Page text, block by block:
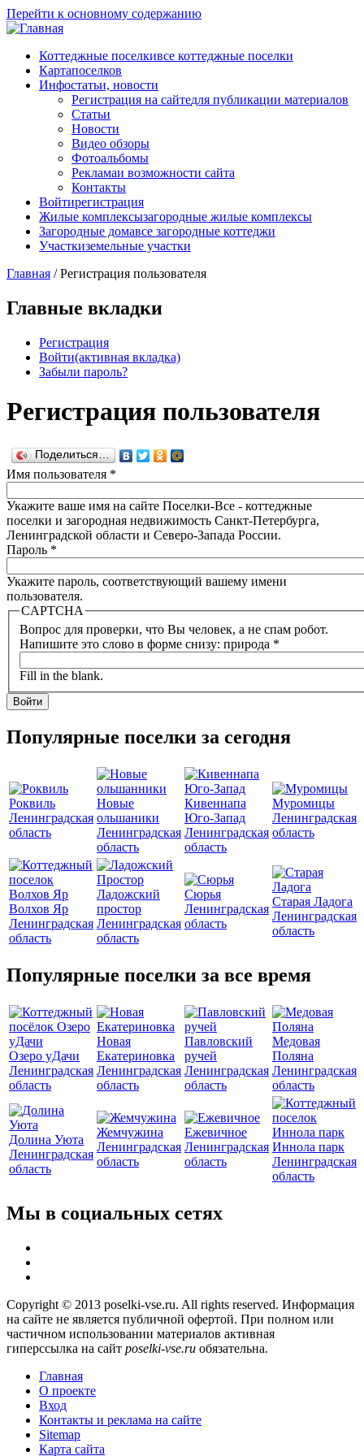
Перейти к основному содержанию
Коттеджные поселкивсе коттеджные поселки
Картапоселков
Инфостатьи, новости
Регистрация на сайтедля публикации материалов
Статьи
Новости
Видео обзоры
Фотоальбомы
Рекламаи возможности сайта
Контакты
Войтирегистрация
Жилые комплексызагородные жилые комплексы
Загородные домавсе загородные коттеджи
Участкиземельные участки
Главная /Регистрация пользователя
Главные вкладки
Регистрация
Войти(активная вкладка)
Забыли пароль?
Регистрация пользователя
Поделиться…
Имя пользователя *
Укажите ваше имя на сайте Поселки-Все - коттеджные
поселки и загородная недвижимость Санкт-Петербурга,
Ленинградской области и Северо-Запада России.
Пароль *
Укажите пароль, соответствующий вашему имени
пользователя.
CAPTCHA
Вопрос для проверки, что Вы человек, а не спам робот.
Напишите это слово в форме снизу: природа *
Fill in the blank.
Популярные поселки за сегодня
Роквиль
Ленинградская
область
Новые
ольшаники
Ленинградская
область
Кивеннапа
Юго-Запад
Ленинградская
область
Муромицы
Ленинградская
область
Волхов Яр
Ленинградская
область
Ладожский
простор
Ленинградская
область
Сюрья
Ленинградская
область
Старая Ладога
Ленинградская
область
Популярные поселки за все время
Озеро уДачи
Ленинградская
область
Новая
Екатериновка
Ленинградская
область
Павловский
ручей
Ленинградская
область
Медовая
Поляна
Ленинградская
область
Долина Уюта
Ленинградская
область
Жемчужина
Ленинградская
область
Ежевичное
Ленинградская
область
Иннола парк
Ленинградская
область
Мы в социальных сетях
Copyright © 2013 poselki-vse.ru. All rights reserved. Информация
на сайте не является публичной офертой. При полном или
частичном использовании материалов активная
гиперссылка на сайт poselki-vse.ru​ обязательна.
Главная
О проекте
Вход
Контакты и реклама на сайте
Sitemap
Карта сайта